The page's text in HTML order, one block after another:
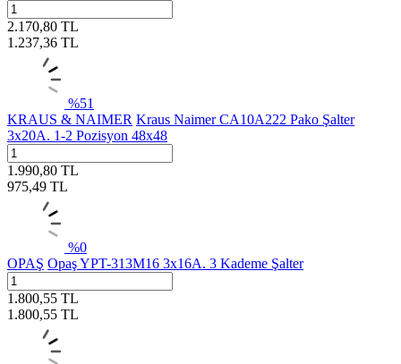
2.170,80 TL
1.237,36 TL
%51
KRAUS & NAIMER Kraus Naimer CA10A222 Pako Şalter
3x20A. 1-2 Pozisyon 48x48
1.990,80 TL
975,49 TL
%0
OPAŞ Opaş YPT-313M16 3x16A. 3 Kademe Şalter
1.800,55 TL
1.800,55 TL